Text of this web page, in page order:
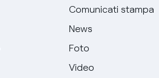
Comunicati stampa
News
Foto
Video